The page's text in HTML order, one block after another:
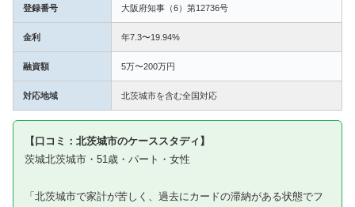
登録番号 大阪府知事（6）第12736号
金利 年7.3〜19.94%
融資額 5万〜200万円
対応地域 北茨城市を含む全国対応
【口コミ：北茨城市のケーススタディ】
茨城北茨城市・51歳・パート・女性
「北茨城市で家計が苦しく、過去にカードの滞納がある状態でフ